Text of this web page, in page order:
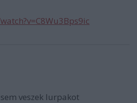
veszek lurpakot